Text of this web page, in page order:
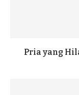
Pria yang